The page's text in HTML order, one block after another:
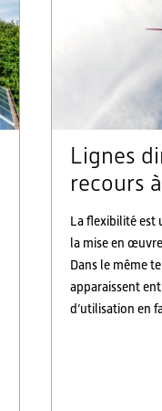
Lignes
recours
La flexibilité est
la mise en
Dans le même
apparaissent
d’utilisation en